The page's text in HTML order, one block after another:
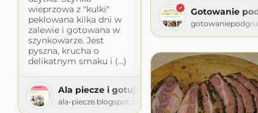
wieprzowa z "kulki"
peklowana kilka dni w
zalewie i gotowana w
szynkowarze. Jest
pyszna, krucha o
delikatnym smaku i (...)
Ala piecze i gotuje
ala-piecze.blogspot.com
Gotowanie